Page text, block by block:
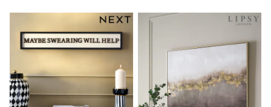
Raincoats
Shackets
Puddlesuits
Fleeces
Teddy Borg
Puffers